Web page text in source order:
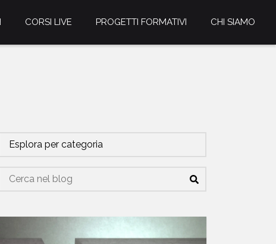
CORSI LIVE PROGETTI FORMATIVI CHI SIAMO